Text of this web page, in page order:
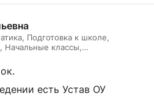
Подготовка к школе,
классы,
есть Устав ОУ